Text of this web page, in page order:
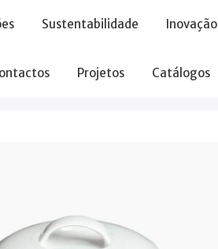
Sustentabilidade Inovação
Projetos Catálogos